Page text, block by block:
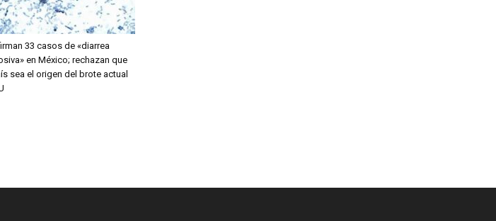
33 casos de «diarrea
en México; rechazan que
sea el origen del brote actual